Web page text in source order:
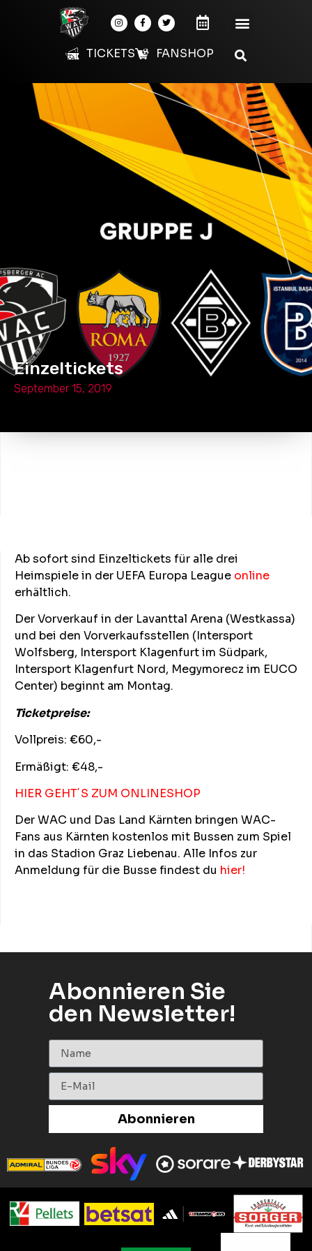
TICKETS FANSHOP
Einzeltickets
September 15, 2019
Ab sofort sind Einzeltickets für alle drei
Heimspiele in der UEFA Europa League online
erhältlich.
Der Vorverkauf in der Lavanttal Arena (Westkassa)
und bei den Vorverkaufsstellen (Intersport
Wolfsberg, Intersport Klagenfurt im Südpark,
Intersport Klagenfurt Nord, Megymorecz im EUCO
Center) beginnt am Montag.
Ticketpreise:
Vollpreis: €60,-
Ermäßigt: €48,-
HIER GEHT´S ZUM ONLINESHOP
Der WAC und Das Land Kärnten bringen WAC-
Fans aus Kärnten kostenlos mit Bussen zum Spiel
in das Stadion Graz Liebenau. Alle Infos zur
Anmeldung für die Busse findest du hier!
Abonnieren Sie
den Newsletter!
Abonnieren